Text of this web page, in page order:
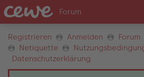
Registrieren Anmelden Forum
Netiquette
Datenschutzerklärung